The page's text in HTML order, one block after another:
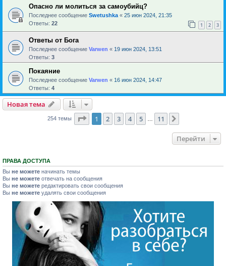
Опасно ли молиться за самоубийц?
Последнее сообщение Swetushka « 25 июн 2024, 21:35
Ответы: 22 1 2 3
Ответы от Бога
Последнее сообщение Varwen « 19 июн 2024, 13:51
Ответы: 3
Покаяние
Последнее сообщение Varwen « 16 июн 2024, 14:47
Ответы: 4
Новая тема
254 темы Страница из 11
1 2 3 4 5 11
Перейти
ПРАВА ДОСТУПА
Вы не можете начинать темы
Вы не можете отвечать на сообщения
Вы не можете редактировать свои сообщения
Вы не можете удалять свои сообщения